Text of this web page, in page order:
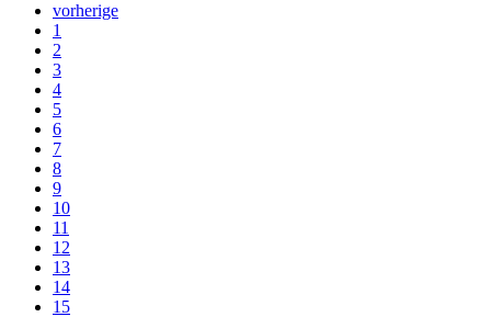
vorherige
1
2
3
4
5
6
7
8
9
10
11
12
13
14
15